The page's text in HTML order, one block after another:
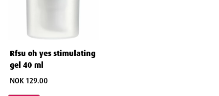
Rfsu oh yes stimulating
gel 40 ml
NOK 129.00